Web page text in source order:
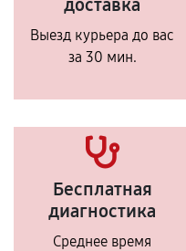
Выезд курьера до вас
за 30 мин.
Бесплатная
диагностика
Среднее время